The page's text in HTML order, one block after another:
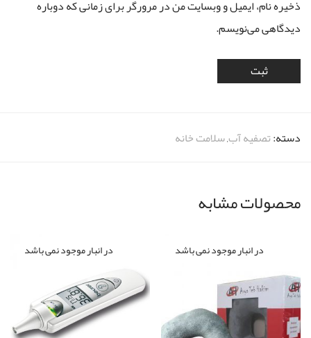
ذخیره نام، ایمیل و وبسایت من در مرورگر برای زمانی که دوباره
دیدگاهی می‌نویسم.
دسته:تصفیه آب,سلامت خانه
محصولات مشابه